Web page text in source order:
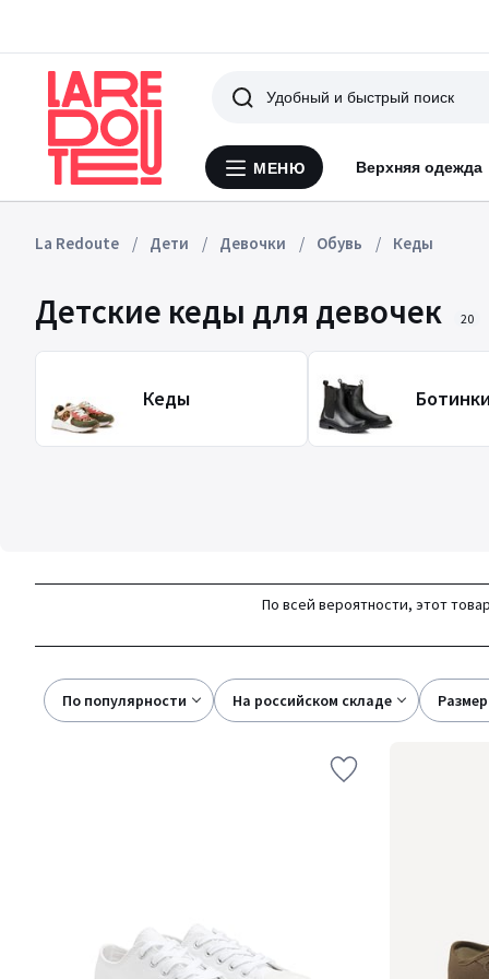
Меню
МЕНЮ Верхняя одежда
Поиск
La Redoute Дети Девочки Обувь Кеды
Детские кеды для девочек 20
Кеды Ботинки
По всей вероятности, этот
По популярности на российском складе размер